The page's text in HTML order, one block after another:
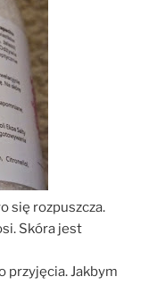
się rozpuszcza.
Skóra jest
przyjęcia. Jakbym